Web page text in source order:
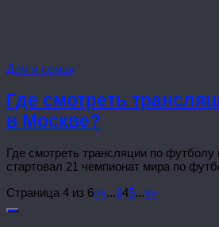
Дом и семья
Где смотреть
в Москве?
Где смотреть трансляции по
стартовал 21 чемпионат мира по
Страница 4 из 6««...345...»»